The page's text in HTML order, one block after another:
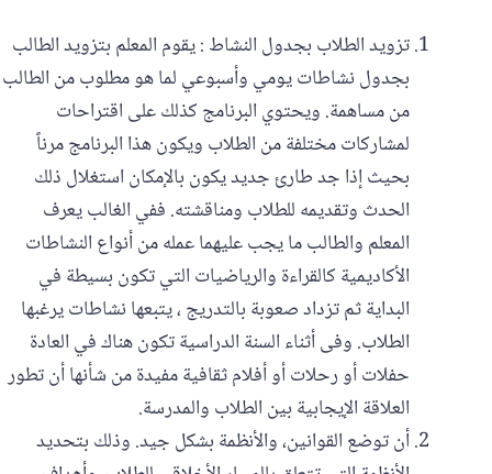
‏تزويد الطلاب بجدول النشاط : يقوم المعلم بتزويد الطالب
بجدول نشاطات يومي وأسبوعي لما هو مطلوب من الطالب
من مساهمة. ويحتوي البرنامج كذلك على اقتراحات
لمشاركات مختلفة من الطلاب ويكون هذا البرنامج مرناً
بحيث إذا جد طارئ جديد يكون بالإمكان استغلال ذلك
الحدث وتقديمه للطلاب ومناقشته. ففي الغالب يعرف
المعلم والطالب ما يجب عليهما عمله من أنواع النشاطات
الأكاديمية كالقراءة والرياضيات التي تكون بسيطة في
البداية ثم تزداد صعوبة بالتدريج ، يتبعها نشاطات يرغبها
الطلاب. وفى أثناء السنة الدراسية تكون هناك في العادة
حفلات أو رحلات أو أفلام ثقافية مفيدة من شأنها أن تطور
العلاقة الإيجابية بين الطلاب والمدرسة.
أن توضع القوانين، والأنظمة بشكل جيد. وذلك بتحديد